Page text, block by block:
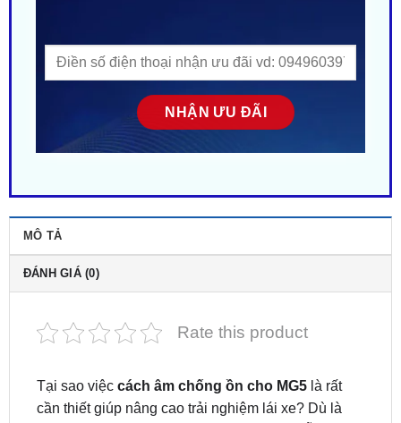
ĐÁNH GIÁ (0)
Tại sao việc cách âm chống ồn cho MG5là rất
dòng xe được ưa chuộng tuy nhiên MG5 vẫn có thể
gặp phải tình trạng ồn từ bên ngoài lọt vào cabin,